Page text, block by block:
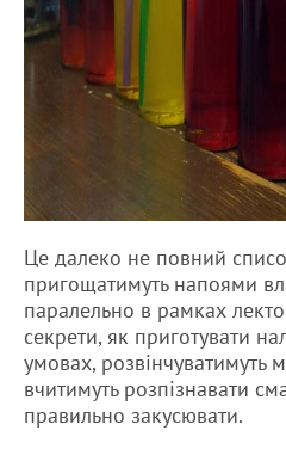
Це далеко не повний
пригощатимуть напоями
паралельно в рамках
секрети, як приготувати
умовах, розвінчуватимуть
вчитимуть розпізнавати
правильно закусювати.